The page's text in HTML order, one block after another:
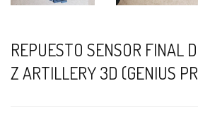
REPUESTO SENSOR FINAL
Z ARTILLERY 3D (GENIUS